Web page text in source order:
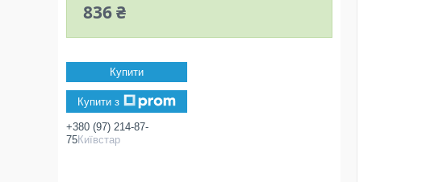
836 ₴
Купити
Купити з
+380 (97) 214-87-
75Київстар